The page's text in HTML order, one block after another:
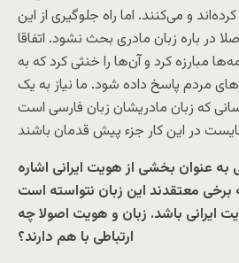
و می‌کنند. اما راه جلوگیری از این
در باره زبان مادری بحث نشود. اتفاقا
مبارزه کرد و آن‌ها را خنثی کرد که به
مردم پاسخ داده شود. ما نیاز به یک
که زبان مادریشان زبان فارسی است
به عنوان بخشی از هویت ایرانی اشاره
برخی معتقدند این زبان نتواسته است
ایرانی باشد. زبان و هویت اصولا چه
ارتباطی با هم دارند؟